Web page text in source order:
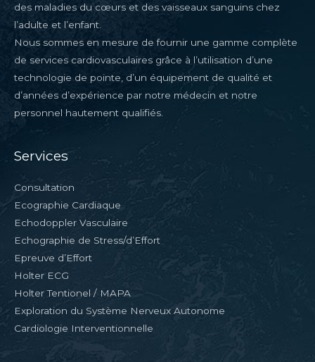
des maladies du cœurs et des vaisseaux sanguins chez
l’adulte et l’enfant.
Nous sommes en mesure de fournir une gamme complète
de services cardiovasculaires grâce à l’utilisation d’une
technologie de pointe, d’un équipement de qualité et
d’années d’expérience par notre médecin et notre
personnel hautement qualifiés.
Services
Consultation
Ecographie Cardiaque
Echodoppler Vasculaire
Echographie de Stress/d’Effort
Epreuve d’Effort
Holter ECG
Holter Tentionel / MAPA
Exploration du Système Nerveux Autonome
Cardiologie Interventionnelle